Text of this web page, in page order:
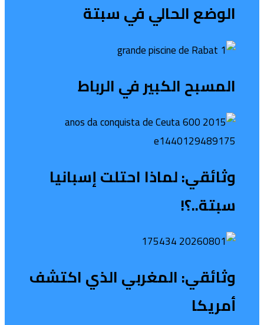
الوضع الحالي في سبتة
المسبح الكبير في الرباط
وثائقي: لماذا احتلت إسبانيا
سبتة..؟!
وثائقي: المغربي الذي اكتشف
أمريكا